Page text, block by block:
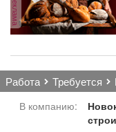
реклама
работа требуется
В компанию: